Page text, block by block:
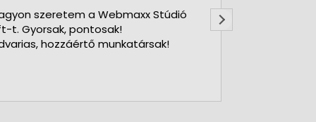
szeretem a Webmaxx Stúdió
t. Gyorsak, pontosak!
hozzáértő munkatársak!